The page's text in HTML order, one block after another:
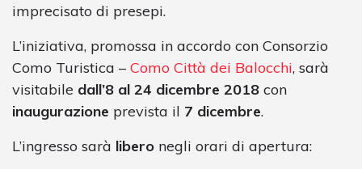
imprecisato di presepi.
L’iniziativa, promossa in accordo con Consorzio
Como Turistica – Como Città dei Balocchi, sarà
visitabile dall’8 al 24 dicembre 2018 con
inaugurazione prevista il 7 dicembre.
L’ingresso sarà libero negli orari di apertura: